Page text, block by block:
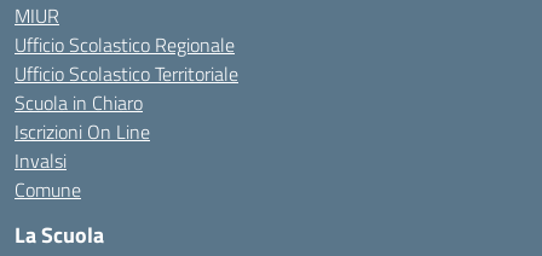
MIUR
Ufficio Scolastico Regionale
Ufficio Scolastico Territoriale
Scuola in Chiaro
Iscrizioni On Line
Invalsi
Comune
La Scuola